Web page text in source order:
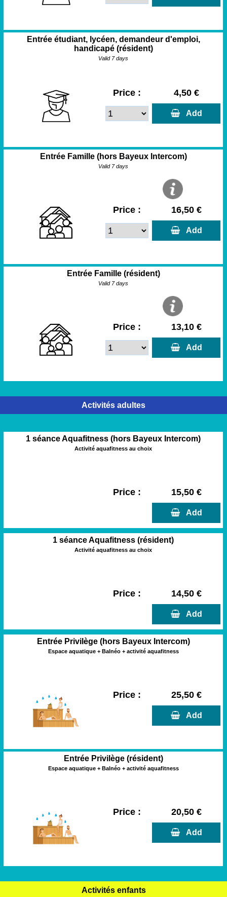
Entrée étudiant, lycéen, demandeur d'emploi,
handicapé (résident)
Valid 7 days
Price : 4,50 €
Add
Entrée Famille (hors Bayeux Intercom)
Valid 7 days
Price : 16,50 €
Add
Entrée Famille (résident)
Valid 7 days
Price : 13,10 €
Add
Activités adultes
1 séance Aquafitness (hors Bayeux Intercom)
Activité aquafitness au choix
Price : 15,50 €
Add
1 séance Aquafitness (résident)
Activité aquafitness au choix
Price : 14,50 €
Add
Entrée Privilège (hors Bayeux Intercom)
Espace aquatique + Balnéo + activité aquafitness
Price : 25,50 €
Add
Entrée Privilège (résident)
Espace aquatique + Balnéo + activité aquafitness
Price : 20,50 €
Add
Activités enfants